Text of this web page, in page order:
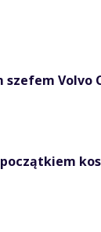
szefem Volvo